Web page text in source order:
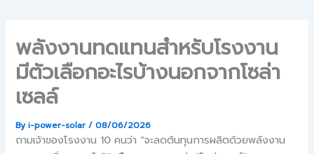
พลังงานทดแทนสำหรับโรงงาน
มีตัวเลือกอะไรบ้างนอกจากโซล่า
เซลล์
Byi-power-solar/08/06/2026
ถามเจ้าของโรงงาน 10 คนว่า “จะลดต้นทุนการผลิตด้วยพลังงาน